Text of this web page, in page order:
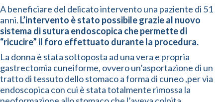
A beneficiare del delicato intervento una paziente di 51
anni. L’intervento è stato possibile grazie al nuovo
sistema di sutura endoscopica che permette di
“ricucire” il foro effettuato durante la procedura.
La donna è stata sottoposta ad una vera e propria
gastrectomia cuneiforme, ovvero un’asportazione di un
tratto di tessuto dello stomaco a forma di cuneo ,per via
endoscopica con cui è stata totalmente rimossa la